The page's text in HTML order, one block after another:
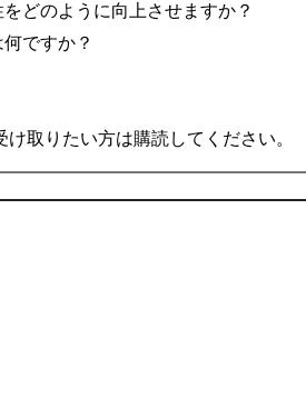
どのように向上させますか？
ですか？
取りたい方は購読してください。